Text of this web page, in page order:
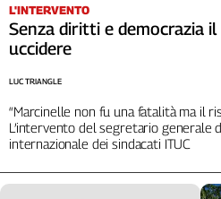
L'INTERVENTO
Senza diritti e democrazia
uccidere
“Marcinelle non fu una fatalità ma il
L’intervento del segretario generale
internazionale dei sindacati ITUC
LUC TRIANGLE